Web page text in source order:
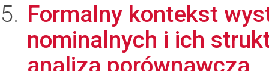
Formalny kontekst
nominalnych i ich
analiza porównawcza